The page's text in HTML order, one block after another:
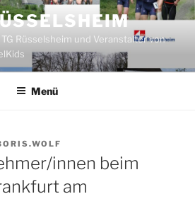
Rüsselsheim und Veranstalter von
Menü
innen beim
am